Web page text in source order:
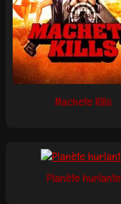
Machete Kills
Planète hurlante